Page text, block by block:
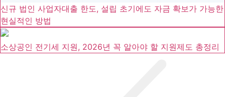
신규 법인 사업자대출 한도, 설립 초기에도 자금 확보가 가능한
현실적인 방법
소상공인 전기세 지원, 2026년 꼭 알아야 할 지원제도 총정리